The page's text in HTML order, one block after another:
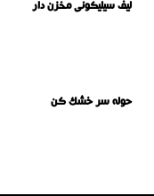
لیف سیلیکونی مخزن دار
حوله سر خشک کن